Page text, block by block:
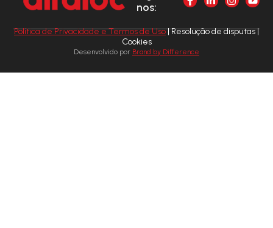
nos:
Política de Privacidade e Termos de Uso| Resolução de disputas |
Cookies
Desenvolvido por Brand by Difference